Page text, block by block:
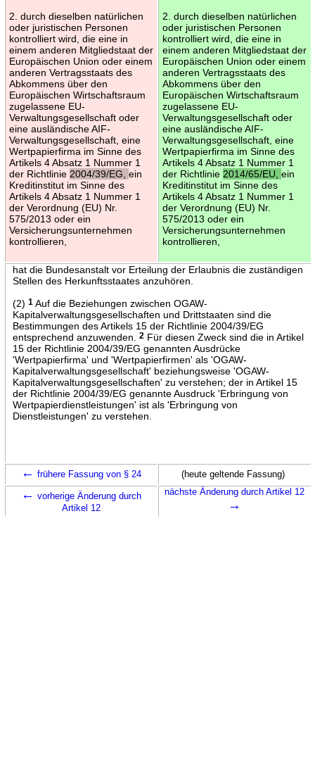
2. durch dieselben natürlichen
oder juristischen Personen
kontrolliert wird, die eine in
einem anderen Mitgliedstaat der
Europäischen Union oder einem
anderen Vertragsstaats des
Abkommens über den
Europäischen Wirtschaftsraum
zugelassene EU-
Verwaltungsgesellschaft oder
eine ausländische AIF-
Verwaltungsgesellschaft, eine
Wertpapierfirma im Sinne des
Artikels 4 Absatz 1 Nummer 1
der Richtlinie 2004/39/EG, ein
Kreditinstitut im Sinne des
Artikels 4 Absatz 1 Nummer 1
der Verordnung (EU) Nr.
575/2013 oder ein
Versicherungsunternehmen
kontrollieren,
2. durch dieselben natürlichen
oder juristischen Personen
kontrolliert wird, die eine in
einem anderen Mitgliedstaat der
Europäischen Union oder einem
anderen Vertragsstaats des
Abkommens über den
Europäischen Wirtschaftsraum
zugelassene EU-
Verwaltungsgesellschaft oder
eine ausländische AIF-
Verwaltungsgesellschaft, eine
Wertpapierfirma im Sinne des
Artikels 4 Absatz 1 Nummer 1
der Richtlinie 2014/65/EU, ein
Kreditinstitut im Sinne des
Artikels 4 Absatz 1 Nummer 1
der Verordnung (EU) Nr.
575/2013 oder ein
Versicherungsunternehmen
kontrollieren,
hat die Bundesanstalt vor Erteilung der Erlaubnis die zuständigen
Stellen des Herkunftsstaates anzuhören.
(2) 1Auf die Beziehungen zwischen OGAW-
Kapitalverwaltungsgesellschaften und Drittstaaten sind die
Bestimmungen des Artikels 15 der Richtlinie 2004/39/EG
entsprechend anzuwenden.
2Für diesen Zweck sind die in Artikel
15 der Richtlinie 2004/39/EG genannten Ausdrücke
'Wertpapierfirma' und 'Wertpapierfirmen' als 'OGAW-
Kapitalverwaltungsgesellschaft' beziehungsweise 'OGAW-
Kapitalverwaltungsgesellschaften' zu verstehen; der in Artikel 15
der Richtlinie 2004/39/EG genannte Ausdruck 'Erbringung von
Wertpapierdienstleistungen' ist als 'Erbringung von
Dienstleistungen' zu verstehen.
← frühere Fassung von § 24 (heute geltende Fassung)
← vorherige Änderung durch
Artikel 12
nächste Änderung durch Artikel 12
→